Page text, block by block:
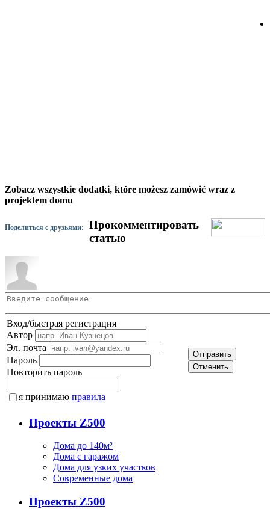
Zobacz wszystkie dodatki, które możesz zamówić wraz z
projektem domu
Поделиться с друзьями: Прокомментировать
статью
Вход/быстрая регистрация
Автор
Эл. почта
Пароль
Повторить пароль
я принимаю правила
Отправить
Отменить
Проекты Z500
Дома до 140м²
Дома с гаражом
Дома для узких участков
Современные дома
Проекты Z500